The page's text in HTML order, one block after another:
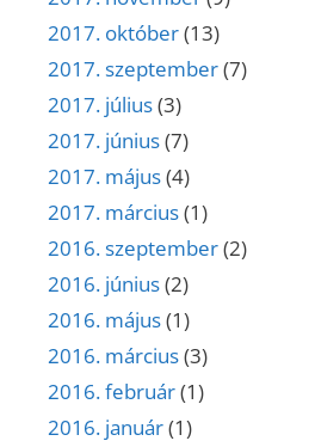
2017. október(13)
2017. szeptember(7)
2017. július(3)
2017. június(7)
2017. május(4)
2017. március(1)
2016. szeptember(2)
2016. június(2)
2016. május(1)
2016. március(3)
2016. február(1)
2016. január(1)